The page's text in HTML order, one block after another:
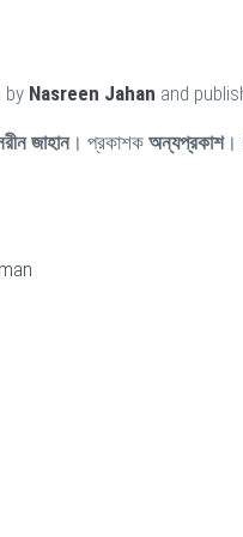
by Nasreen Jahan and
জাহান। প্রকাশক অন্যপ্রকাশ।